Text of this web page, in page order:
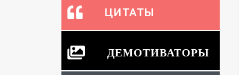
ЦИТАТЫ
ДЕМОТИВАТОРЫ